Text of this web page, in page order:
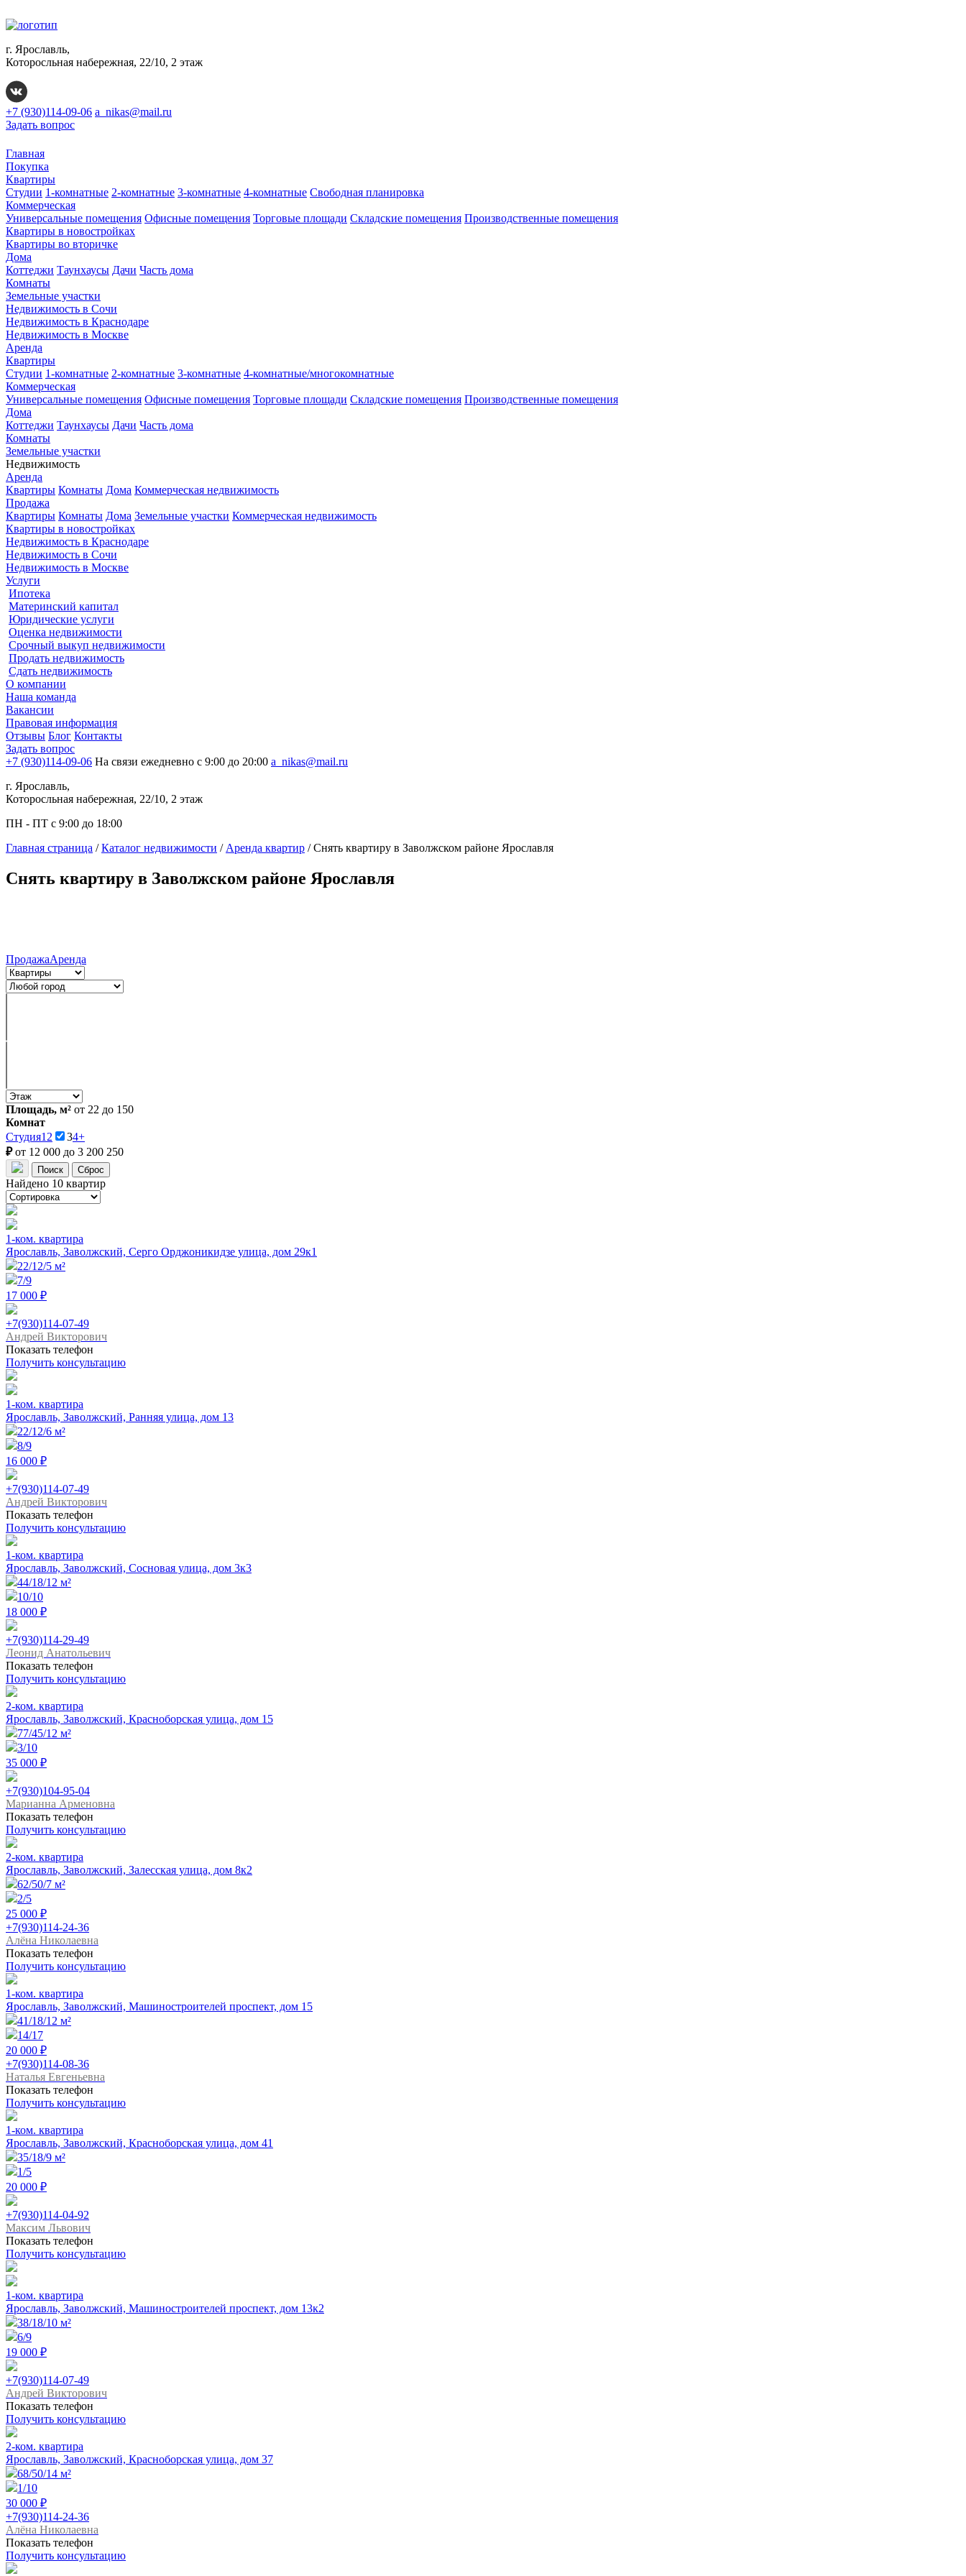
г. Ярославль,
Которосльная набережная, 22/10, 2 этаж
+7 (930)114-09-06 a_nikas@mail.ru
Задать вопрос
Главная
Покупка
Квартиры
Студии 1-комнатные 2-комнатные 3-комнатные 4-комнатные Свободная планировка
Коммерческая
Универсальные помещения Офисные помещения Торговые площади Складские помещения Производственные помещения
Квартиры в новостройках
Квартиры во вторичке
Дома
Коттеджи Таунхаусы Дачи Часть дома
Комнаты
Земельные участки
Недвижимость в Сочи
Недвижимость в Краснодаре
Недвижимость в Москве
Аренда
Квартиры
Студии 1-комнатные 2-комнатные 3-комнатные 4-комнатные/многокомнатные
Коммерческая
Универсальные помещения Офисные помещения Торговые площади Складские помещения Производственные помещения
Дома
Коттеджи Таунхаусы Дачи Часть дома
Комнаты
Земельные участки
Недвижимость
Аренда
Квартиры Комнаты Дома Коммерческая недвижимость
Продажа
Квартиры Комнаты Дома Земельные участки Коммерческая недвижимость
Квартиры в новостройках
Недвижимость в Краснодаре
Недвижимость в Сочи
Недвижимость в Москве
Услуги
Ипотека
Материнский капитал
Юридические услуги
Оценка недвижимости
Срочный выкуп недвижимости
Продать недвижимость
Сдать недвижимость
О компании
Наша команда
Вакансии
Правовая информация
Отзывы Блог Контакты
Задать вопрос
+7 (930)114-09-06 На связи ежедневно с 9:00 до 20:00 a_nikas@mail.ru
г. Ярославль,
Которосльная набережная, 22/10, 2 этаж
ПН - ПТ с 9:00 до 18:00
Главная страница /Каталог недвижимости / Аренда квартир /Снять квартиру в Заволжском районе Ярославля
Снять квартиру в Заволжском районе Ярославля
ПродажаАренда
Площадь, м² от 22 до 150
Комнат
Студия1 2 34+
₽ от 12 000 до 3 200 250
Найдено 10 квартир
1-ком. квартира
Ярославль, Заволжский, Серго Орджоникидзе улица, дом 29к1
22/12/5 м²
7/9
17 000 ₽
+7(930)114-07-49
Андрей Викторович
Показать телефон
Получить консультацию
1-ком. квартира
Ярославль, Заволжский, Ранняя улица, дом 13
22/12/6 м²
8/9
16 000 ₽
+7(930)114-07-49
Андрей Викторович
Показать телефон
Получить консультацию
1-ком. квартира
Ярославль, Заволжский, Сосновая улица, дом 3к3
44/18/12 м²
10/10
18 000 ₽
+7(930)114-29-49
Леонид Анатольевич
Показать телефон
Получить консультацию
2-ком. квартира
Ярославль, Заволжский, Красноборская улица, дом 15
77/45/12 м²
3/10
35 000 ₽
+7(930)104-95-04
Марианна Арменовна
Показать телефон
Получить консультацию
2-ком. квартира
Ярославль, Заволжский, Залесская улица, дом 8к2
62/50/7 м²
2/5
25 000 ₽
+7(930)114-24-36
Алёна Николаевна
Показать телефон
Получить консультацию
1-ком. квартира
Ярославль, Заволжский, Машиностроителей проспект, дом 15
41/18/12 м²
14/17
20 000 ₽
+7(930)114-08-36
Наталья Евгеньевна
Показать телефон
Получить консультацию
1-ком. квартира
Ярославль, Заволжский, Красноборская улица, дом 41
35/18/9 м²
1/5
20 000 ₽
+7(930)114-04-92
Максим Львович
Показать телефон
Получить консультацию
1-ком. квартира
Ярославль, Заволжский, Машиностроителей проспект, дом 13к2
38/18/10 м²
6/9
19 000 ₽
+7(930)114-07-49
Андрей Викторович
Показать телефон
Получить консультацию
2-ком. квартира
Ярославль, Заволжский, Красноборская улица, дом 37
68/50/14 м²
1/10
30 000 ₽
+7(930)114-24-36
Алёна Николаевна
Показать телефон
Получить консультацию